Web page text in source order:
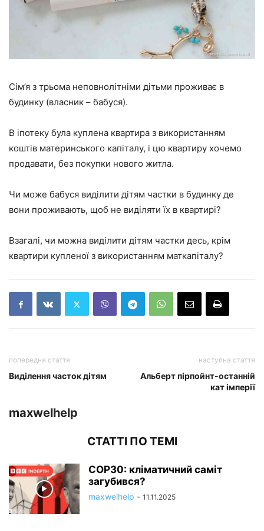
Сім’я з трьома неповнолітніми дітьми проживає в
будинку (власник – бабуся).
В іпотеку була куплена квартира з використанням
коштів материнського капіталу, і цю квартиру хочемо
продавати, без покупки нового житла.
Чи може бабуся виділити дітям частки в будинку де
вони проживають, щоб не виділяти їх в квартирі?
Взагалі, чи можна виділити дітям частки десь, крім
квартири купленої з використанням маткапіталу?
попередня стаття
Виділення часток дітям
наступна стаття
Альберт пірпойнт-останній
кат імперії
maxwelhelp
СТАТТІ ПО ТЕМІ
COP30: кліматичний саміт
загубився?
maxwelhelp - 11.11.2025